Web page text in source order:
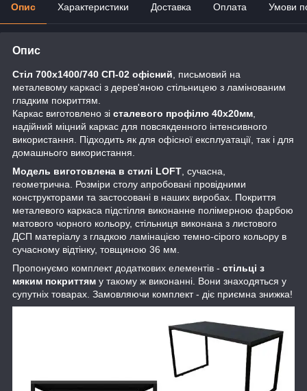
Опис Характеристики Доставка Оплата Умови
Опис
Стіл 700х1400/740 СП-02 офісний , письмовий на
металевому каркасі з дерев'яною стільницею з ламінованим
гладким покриттям.
Каркас виготовлено зі сталевого профілю 40х20мм
надійний міцний каркас для повсякденного інтенсивного
використання. Підходить як для офісної експлуатації, так і для
домашнього використання.
Модель виготовлена в стилі LOFT , сучасна,
геометрична. Розміри столу апробовані провідними
конструкторами та застосовані в наших виробах. Покриття
металевого каркаса підстілля виконанне полімерною фарбою
матового чорного кольору, стільниця виконана з листового
ДСП матеріалу з гладкою ламінацією темно-сірого кольору в
сучасному відтінку, товщиною 36 мм.
Пропонуємо комплект додаткових елементів - стільці з
мяким покриттям у такому ж виконанні. Вони знаходяться у
супутніх товарах. Замовляючи комплект - діє приємна знижка!